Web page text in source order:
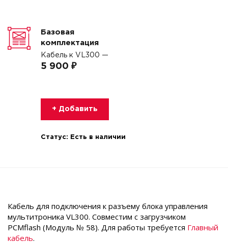
Базовая
комплектация
Кабель к VL300 —
5 900 ₽
+ Добавить
Статус: Есть в наличии
Кабель для подключения к разъему блока управления
мультитроника VL300. Совместим с загрузчиком
PCMflash (Модуль № 58). Для работы требуется Главный
кабель.